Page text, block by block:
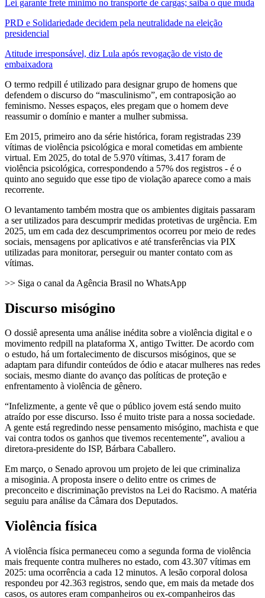
Lei garante frete mínimo no transporte de cargas; saiba o que muda
PRD e Solidariedade decidem pela neutralidade na eleição
presidencial
Atitude irresponsável, diz Lula após revogação de visto de
embaixadora
O termo redpill é utilizado para designar grupo de homens que
defendem o discurso do “masculinismo”, em contraposição ao
feminismo. Nesses espaços, eles pregam que o homem deve
reassumir o domínio e manter a mulher submissa.
Em 2015, primeiro ano da série histórica, foram registradas 239
vítimas de violência psicológica e moral cometidas em ambiente
virtual. Em 2025, do total de 5.970 vítimas, 3.417 foram de
violência psicológica, correspondendo a 57% dos registros - é o
quinto ano seguido que esse tipo de violação aparece como a mais
recorrente.
O levantamento também mostra que os ambientes digitais passaram
a ser utilizados para descumprir medidas protetivas de urgência. Em
2025, um em cada dez descumprimentos ocorreu por meio de redes
sociais, mensagens por aplicativos e até transferências via PIX
utilizadas para monitorar, perseguir ou manter contato com as
vítimas.
>> Siga o canal da Agência Brasil no WhatsApp
Discurso misógino
O dossiê apresenta uma análise inédita sobre a violência digital e o
movimento redpill na plataforma X, antigo Twitter. De acordo com
o estudo, há um fortalecimento de discursos misóginos, que se
adaptam para difundir conteúdos de ódio e atacar mulheres nas redes
sociais, mesmo diante do avanço das políticas de proteção e
enfrentamento à violência de gênero.
“Infelizmente, a gente vê que o público jovem está sendo muito
atraído por esse discurso. Isso é muito triste para a nossa sociedade.
A gente está regredindo nesse pensamento misógino, machista e que
vai contra todos os ganhos que tivemos recentemente”, avaliou a
diretora-presidente do ISP, Bárbara Caballero.
Em março, o Senado aprovou um projeto de lei que criminaliza
a misoginia. A proposta insere o delito entre os crimes de
preconceito e discriminação previstos na Lei do Racismo. A matéria
seguiu para análise da Câmara dos Deputados.
Violência física
A violência física permaneceu como a segunda forma de violência
mais frequente contra mulheres no estado, com 43.307 vítimas em
2025: uma ocorrência a cada 12 minutos. A lesão corporal dolosa
respondeu por 42.363 registros, sendo que, em mais da metade dos
casos, os autores eram companheiros ou ex-companheiros das